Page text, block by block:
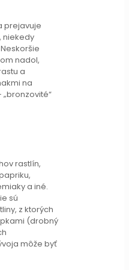
prejavuje
niekedy
nadol,
a
na
rastlín,
a iné.
sú
z ktorých
(drobný
môže byť